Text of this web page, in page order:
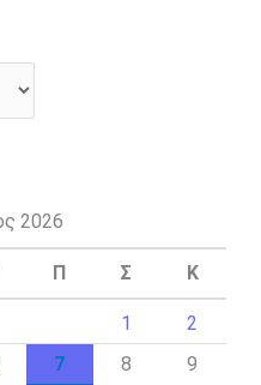
2026
Π Σ Κ
1
2
7 8
9